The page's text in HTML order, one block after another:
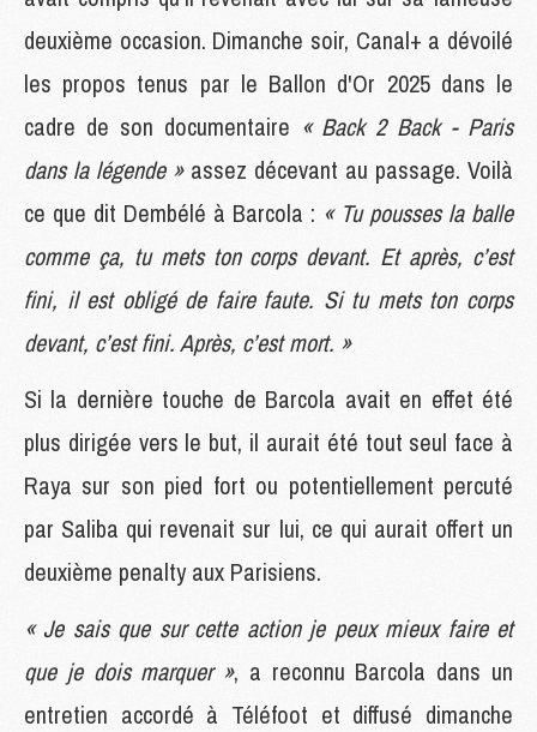
deuxième occasion. Dimanche soir, Canal+ a dévoilé
les propos tenus par le Ballon d'Or 2025 dans le
cadre de son documentaire « Back 2 Back - Paris
dans la légende »assez décevant au passage. Voilà
ce que dit Dembélé à Barcola : « Tu pousses la balle
comme ça, tu mets ton corps devant. Et après, c’est
fini, il est obligé de faire faute. Si tu mets ton corps
devant, c’est fini. Après, c’est mort. »
Si la dernière touche de Barcola avait en effet été
plus dirigée vers le but, il aurait été tout seul face à
Raya sur son pied fort ou potentiellement percuté
par Saliba qui revenait sur lui, ce qui aurait offert un
deuxième penalty aux Parisiens.
« Je sais que sur cette action je peux mieux faire et
que je dois marquer », a reconnu Barcola dans un
entretien accordé à Téléfoot et diffusé dimanche